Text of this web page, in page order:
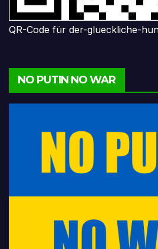
QR-Code für der-glueckliche-
NO PUTIN NO WAR